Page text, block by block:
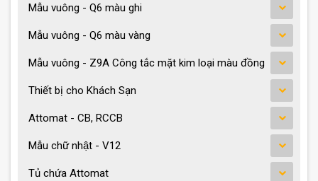
Mẫu vuông - Q6 màu ghi
Mẫu vuông - Q6 màu vàng
Mẫu vuông - Z9A Công tắc mặt kim loại màu đồng
Thiết bị cho Khách Sạn
Attomat - CB, RCCB
Mẫu chữ nhật - V12
Tủ chứa Attomat